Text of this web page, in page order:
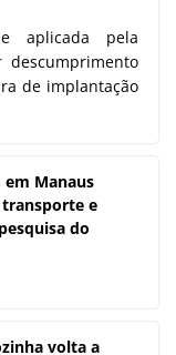
aplicada pela
descumprimento
de implantação
em Manaus
e
do
volta a